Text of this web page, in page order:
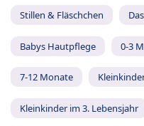
Stillen & Fläschchen
Babys Hautpflege 0-3
7-12 Monate
Kleinkinder im 3. Lebensjahr